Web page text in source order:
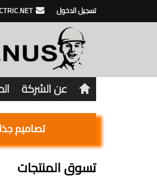
تسجيل الدخول
عن الشركة
تصاميم
تسوق المنتجات